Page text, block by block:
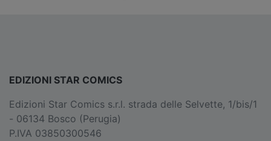
EDIZIONI STAR COMICS
Edizioni Star Comics s.r.l. strada delle Selvette, 1/bis/1
- 06134 Bosco (Perugia)
P.IVA 03850300546